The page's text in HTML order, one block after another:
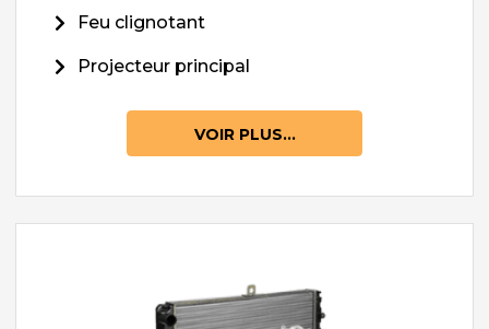
Feu clignotant
Projecteur principal
VOIR PLUS...